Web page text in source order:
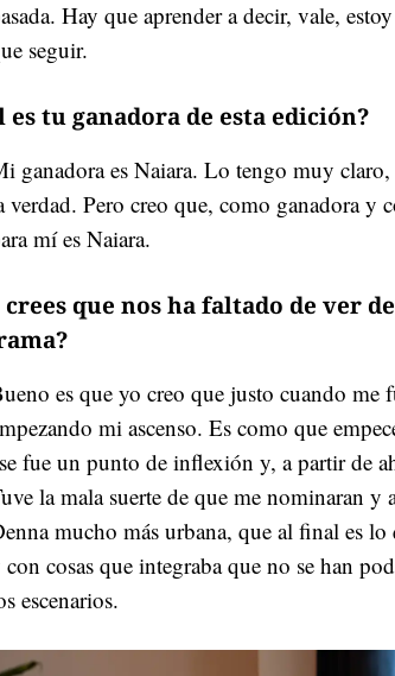
Hay que aprender a decir, vale,
seguir.
es tu ganadora de esta edición?
ganadora es Naiara. Lo tengo muy
verdad. Pero creo que, como ganadora y
mí es Naiara.
crees que nos ha faltado de ver
es que yo creo que justo cuando me
mi ascenso. Es como que
fue un punto de inflexión y, a partir de
la mala suerte de que me nominaran
mucho más urbana, que al final es
cosas que integraba que no se han
escenarios.